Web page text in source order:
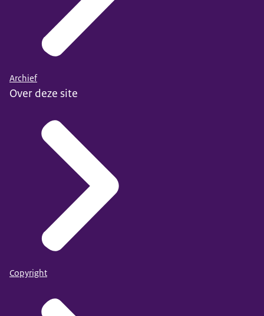
Archief
Over deze site
Copyright